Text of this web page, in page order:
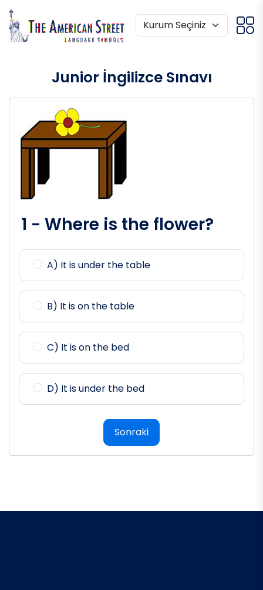
Junior İngilizce Sınavı
1 - Where is the flower?
A) It is under the table
B) It is on the table
C) It is on the bed
D) It is under the bed
Sonraki